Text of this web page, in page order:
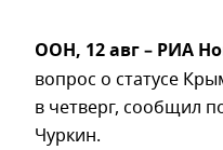
ООН, 12 авг – РИА
вопрос о статусе
в четверг, сообщил
Чуркин.